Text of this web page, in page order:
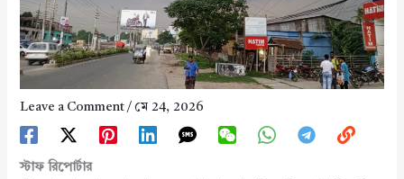
Leave a Comment / মে 24, 2026
স্টাফ রিপোর্টার